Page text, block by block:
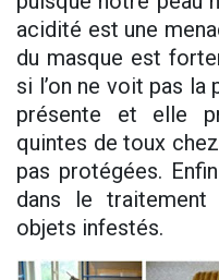
acidité est une
du masque est
si l’on ne voit pas
présente et elle
quintes de toux
pas protégées.
dans le
objets infestés.